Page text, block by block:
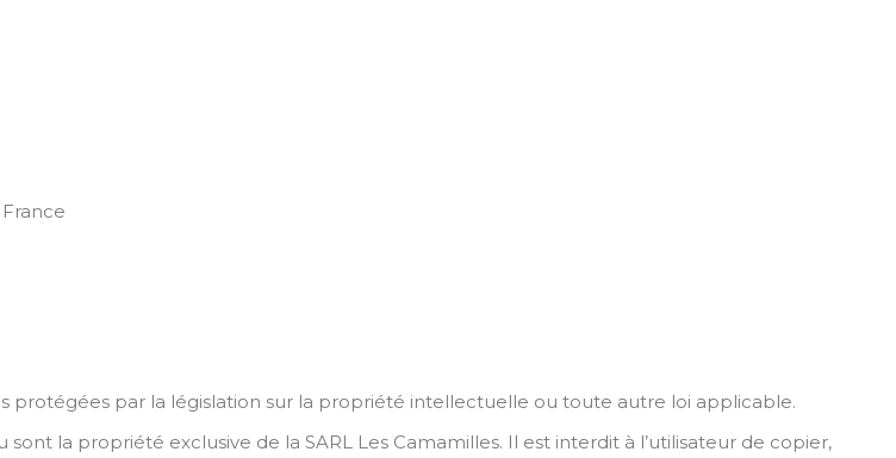
par la législation sur la propriété intellectuelle ou toute autre loi applicable.
la propriété exclusive de la SARL Les Camamilles. Il est interdit à l’utilisateur de copier,